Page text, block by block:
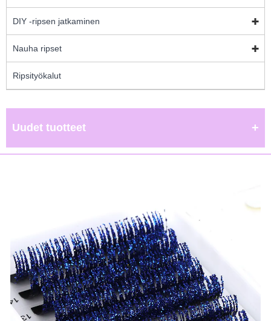
DIY -ripsen jatkaminen
Nauha ripset
Ripsityökalut
Uudet tuotteet